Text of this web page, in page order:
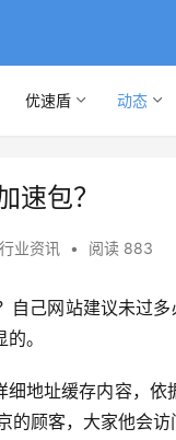
优速盾 动态
速包？
行业资讯 • 阅读 883
自己网站建议未过
。
地址缓存内容，依
的顾客，大家他会